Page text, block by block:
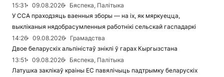
15:31 09.08.2026
Бяспека, Палітыка
У ССА праходзяць ваенныя зборы — на іх, як мяркуецца,
выкліканыя нядобрасумленныя работнікі сельскай гаспадаркі
14:26
09.08.2026
Грамадства
Двое беларускіх альпіністаў зніклі ў гарах Кыргызстана
13:51
09.08.2026
Бяспека, Палітыка
Латушка заклікаў краіны ЕС павялічыць падтрымку беларускіх